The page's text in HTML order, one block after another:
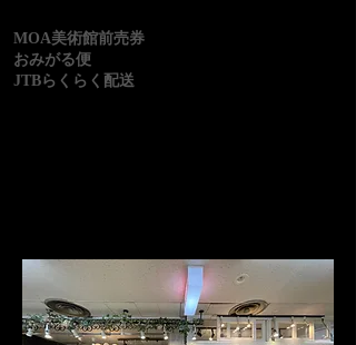
MOA美術館前売券
おみがる便
JTBらくらく配送